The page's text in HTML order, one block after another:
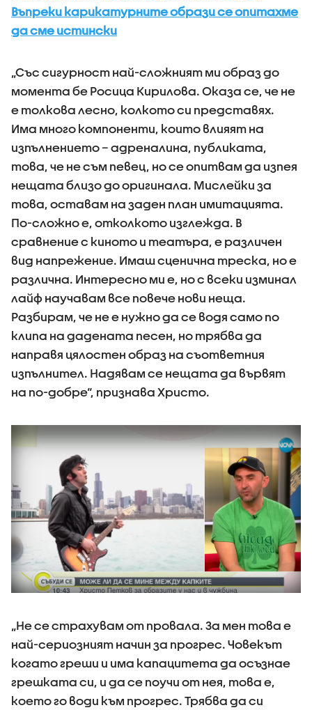
Въпреки карикатурните образи се опитахме
да сме истински
„Със сигурност най-сложният ми образ до
момента бе Росица Кирилова. Оказа се, че не
е толкова лесно, колкото си представях.
Има много компоненти, които влияят на
изпълнението – адреналина, публиката,
това, че не съм певец, но се опитвам да изпея
нещата близо до оригинала. Мислейки за
това, оставам на заден план имитацията.
По-сложно е, отколкото изглежда. В
сравнение с киното и театъра, е различен
вид напрежение. Имаш сценична треска, но е
различна. Интересно ми е, но с всеки изминал
лайф научавам все повече нови неща.
Разбирам, че не е нужно да се водя само по
клипа на дадената песен, но трябва да
направя цялостен образ на съответния
изпълнител. Надявам се нещата да вървят
на по-добре“, признава Христо.
„Не се страхувам от провала. За мен това е
най-сериозният начин за прогрес. Човекът
когато греши и има капацитета да осъзнае
грешката си, и да се поучи от нея, това е,
което го води към прогрес. Трябва да си